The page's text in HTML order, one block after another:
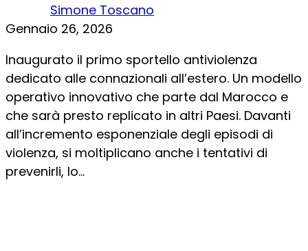
Simone Toscano
Gennaio 26, 2026
Inaugurato il primo sportello antiviolenza
dedicato alle connazionali all’estero. Un modello
operativo innovativo che parte dal Marocco e
che sarà presto replicato in altri Paesi. Davanti
all’incremento esponenziale degli episodi di
violenza, si moltiplicano anche i tentativi di
prevenirli, lo...